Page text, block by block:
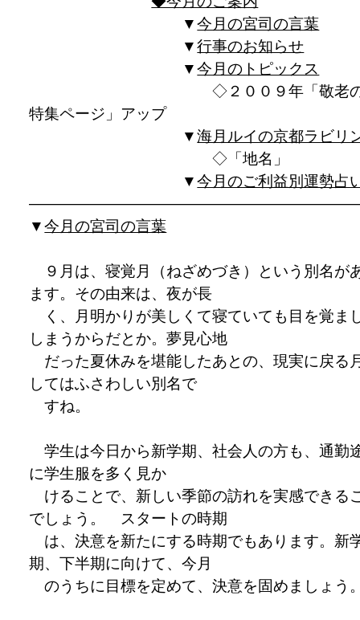
▼今月の宮司の言葉
▼行事のお知らせ
▼今月のトピックス
◇２００９年「敬老の
特集ページ」アップ
▼海月ルイの京都ラビリ
◇「地名」
▼今月のご利益別運勢占
▼今月の宮司の言葉
９月は、寝覚月（ねざめづき）という別名が
ます。その由来は、夜が長
く、月明かりが美しくて寝ていても目を覚ま
しまうからだとか。夢見心地
だった夏休みを堪能したあとの、現実に戻る
してはふさわしい別名で
すね。
学生は今日から新学期、社会人の方も、通勤
に学生服を多く見か
けることで、新しい季節の訪れを実感できる
でしょう。 スタートの時期
は、決意を新たにする時期でもあります。新
期、下半期に向けて、今月
のうちに目標を定めて、決意を固めましょう